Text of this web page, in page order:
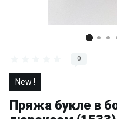
0
New !
Пряжа букле в